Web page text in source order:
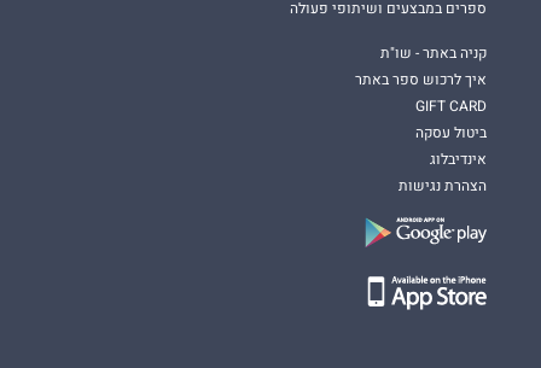
ספרים במבצעים ושיתופי פעולה
קניה באתר - שו"ת
איך לרכוש ספר באתר
GIFT CARD
ביטול עסקה
אינדיבלוג
הצהרת נגישות